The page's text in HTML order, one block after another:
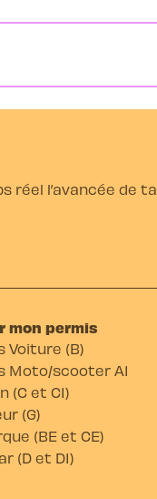
réel l’avancée de
mon permis
Voiture (B)
Moto/scooter A1
(C et C1)
(G)
(BE et CE)
(D et D1)